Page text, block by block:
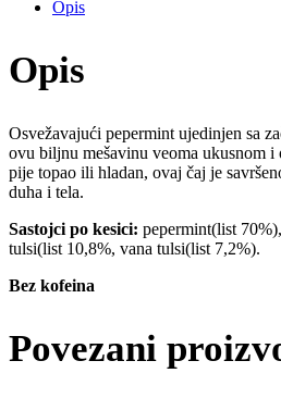
Opis
Opis
Osvežavajući pepermint ujedinjen sa
ovu biljnu mešavinu veoma ukusnom
pije topao ili hladan, ovaj čaj je
duha i tela.
Sastojci po kesici: pepermint(list
tulsi(list 10,8%, vana tulsi(list 7,2%).
Bez kofeina
Povezani